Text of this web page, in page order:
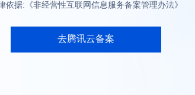
依据:《非经营性互联网信息服务备案管理办法》
去腾讯云备案